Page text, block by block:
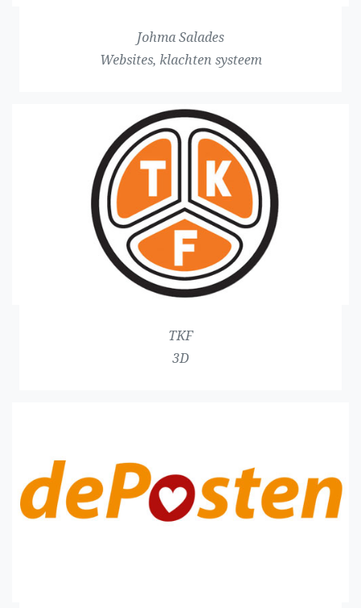
Johma Salades
Websites, klachten systeem
TKF
3D